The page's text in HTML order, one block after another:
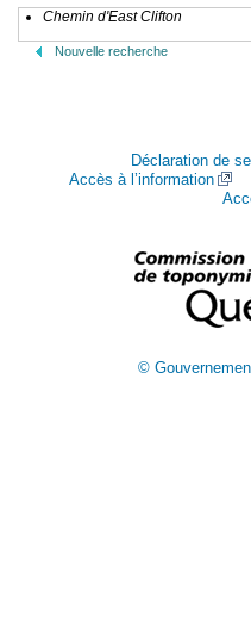
Chemin d'East Clifton
Nouvelle recherche
Déclaration de
Accès à l’information
©